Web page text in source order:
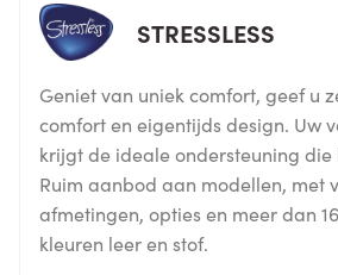
STRESSLESS
Geniet van uniek comfort, geef u
comfort en eigentijds design. Uw
krijgt de ideale ondersteuning die
Ruim aanbod aan modellen, met
afmetingen, opties en meer dan
kleuren leer en stof.